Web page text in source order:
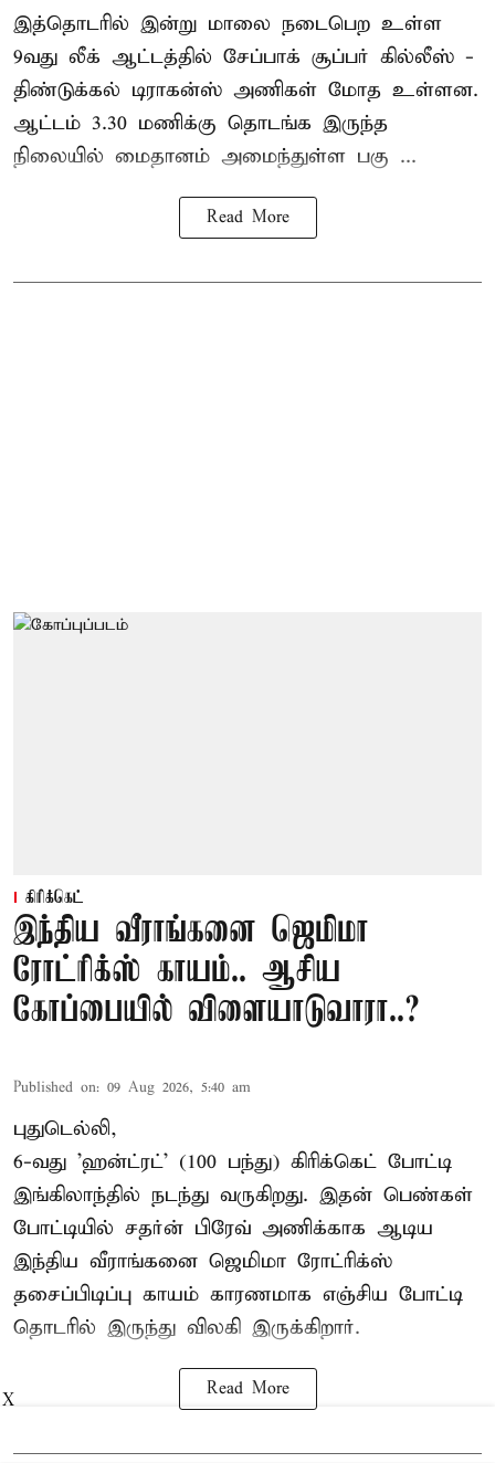
இத்தொடரில் இன்று மாலை நடைபெற உள்ள
9வது லீக் ஆட்டத்தில் சேப்பாக் சூப்பர் கில்லீஸ் -
திண்டுக்கல் டிராகன்ஸ் அணிகள் மோத உள்ளன.
ஆட்டம் 3.30 மணிக்கு தொடங்க இருந்த
நிலையில் மைதானம் அமைந்துள்ள பகு ...
Read More
கிரிக்கெட்
இந்திய வீராங்கனை ஜெமிமா
ரோட்ரிக்ஸ் காயம்.. ஆசிய
கோப்பையில் விளையாடுவாரா..?
Published on: 09 Aug 2026, 5:40 am
புதுடெல்லி,
6-வது 'ஹன்ட்ரட்' (100 பந்து) கிரிக்கெட் போட்டி
இங்கிலாந்தில் நடந்து வருகிறது. இதன் பெண்கள்
போட்டியில் சதர்ன் பிரேவ் அணிக்காக ஆடிய
இந்திய வீராங்கனை ஜெமிமா ரோட்ரிக்ஸ்
தசைப்பிடிப்பு காயம் காரணமாக எஞ்சிய போட்டி
தொடரில் இருந்து விலகி இருக்கிறார்.
Read More
X